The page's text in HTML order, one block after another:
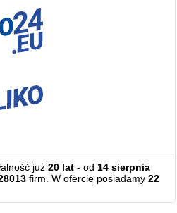
już20 lat - od 14 sierpnia
firm. W ofercie posiadamy22